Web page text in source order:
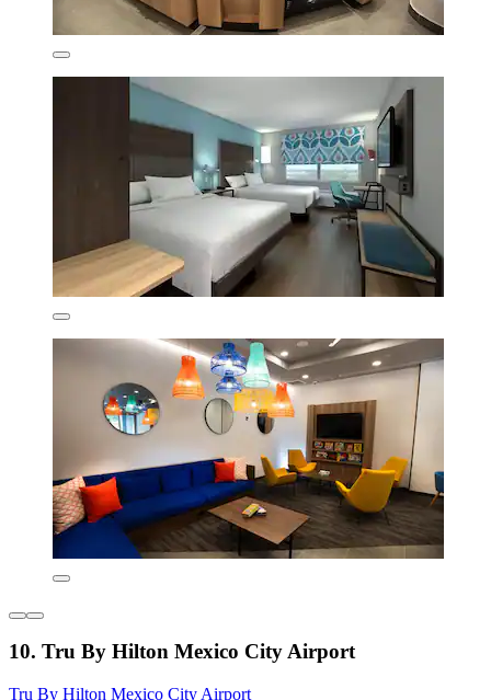
10. Tru By Hilton Mexico City Airport
Tru By Hilton Mexico City Airport